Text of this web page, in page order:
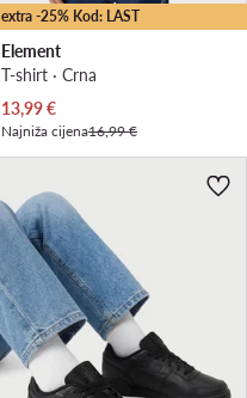
extra -25% Kod: LAST
Element
T-shirt · Crna
Trenutna cijena
13,99€
Najniža cijena16,99 €